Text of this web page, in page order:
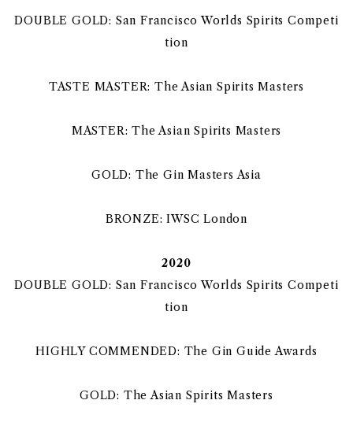
DOUBLE GOLD: San Francisco Worlds Spirits Competi
tion
TASTE MASTER: The Asian Spirits Masters
MASTER: The Asian Spirits Masters
GOLD: The Gin Masters Asia
BRONZE: IWSC London
2020
DOUBLE GOLD: San Francisco Worlds Spirits Competi
tion
HIGHLY COMMENDED: The Gin Guide Awards
GOLD: The Asian Spirits Masters